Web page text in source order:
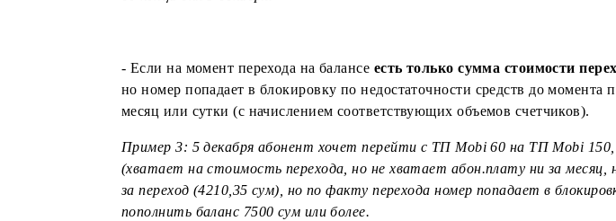
(хватает на стоимость перехода, но не хватает на полную
переключение на ежедневное списание абон.платы.
сразу же по факту перехода. Следующее ежедневное списание
Mobi 60 сгорают. Начисляются только ежедневный объем по ТП
до конца дня 5 декабря.